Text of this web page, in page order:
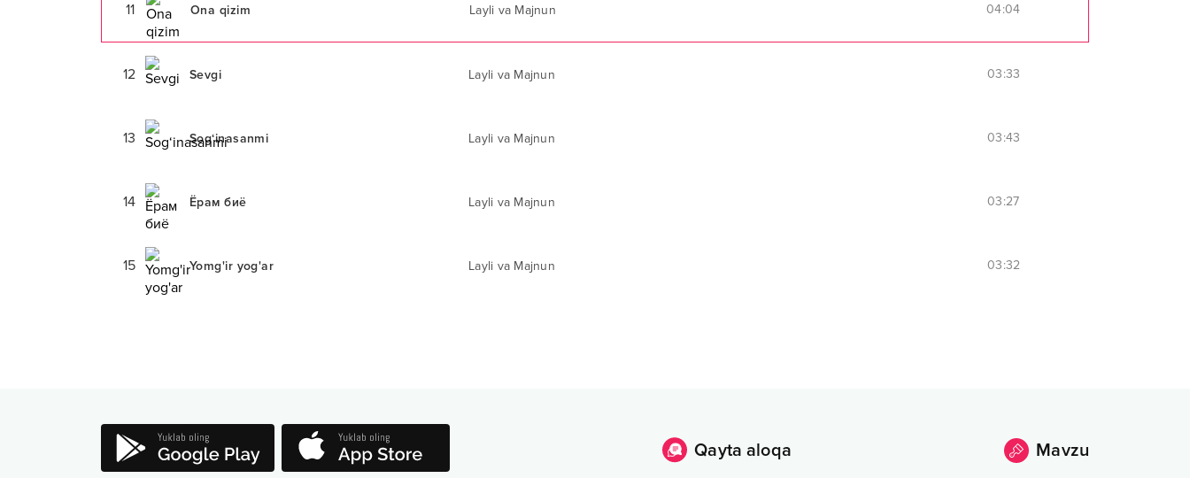
11 Ona qizim Layli va Majnun 04:04
12 Sevgi Layli va Majnun 03:33
13 Sog‘inasanmi Layli va Majnun 03:43
14 Ёрам биё Layli va Majnun 03:27
15 Yomg'ir yog'ar Layli va Majnun 03:32
Qayta aloqa Mavzu